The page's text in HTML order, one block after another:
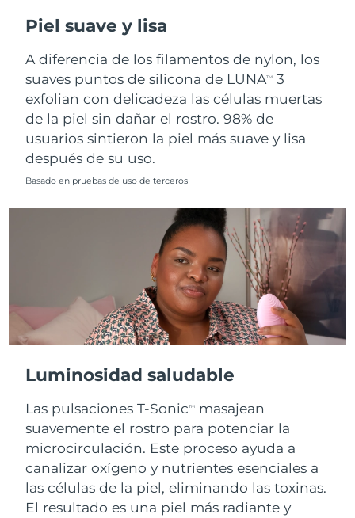
Piel suave y lisa
A diferencia de los filamentos de nylon, los
suaves puntos de silicona de LUNATM
3
exfolian con delicadeza las células muertas
de la piel sin dañar el rostro. 98% de
usuarios sintieron la piel más suave y lisa
después de su uso.
Basado en pruebas de uso de terceros
Luminosidad saludable
Las pulsaciones T-SonicTM
masajean
suavemente el rostro para potenciar la
microcirculación. Este proceso ayuda a
canalizar oxígeno y nutrientes esenciales a
las células de la piel, eliminando las toxinas.
El resultado es una piel más radiante y